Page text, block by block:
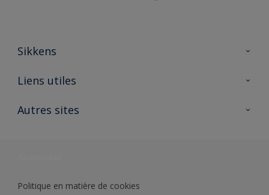
Sikkens
A propos de Sikkens
Liens utiles
Ouvrir un magasin PASS
Autres sites
Politique en matière de cookies